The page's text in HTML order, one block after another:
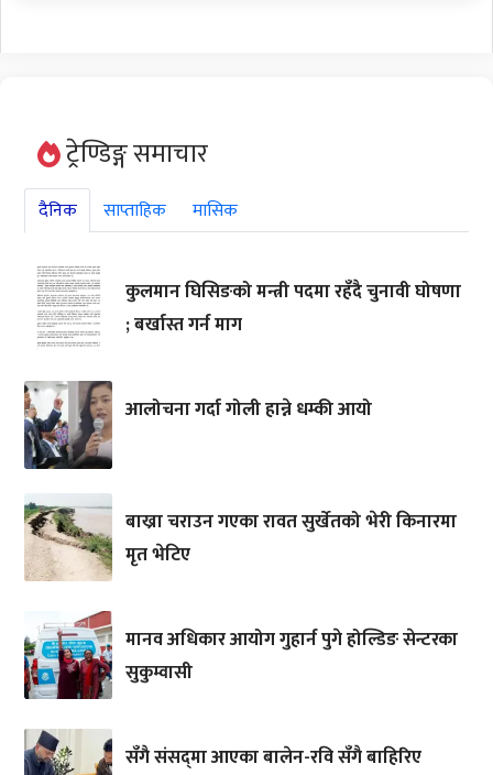
ट्रेण्डिङ्ग समाचार
दैनिक साप्ताहिक मासिक
कुलमान घिसिङको मन्त्री पदमा रहँदै चुनावी घोषणा
; बर्खास्त गर्न माग
आलोचना गर्दा गोली हान्ने धम्की आयो
बाख्रा चराउन गएका रावत सुर्खेतको भेरी किनारमा
मृत भेटिए
मानव अधिकार आयोग गुहार्न पुगे होल्डिङ सेन्टरका
सुकुम्वासी
सँगै संसद्‌मा आएका बालेन-रवि सँगै बाहिरिए